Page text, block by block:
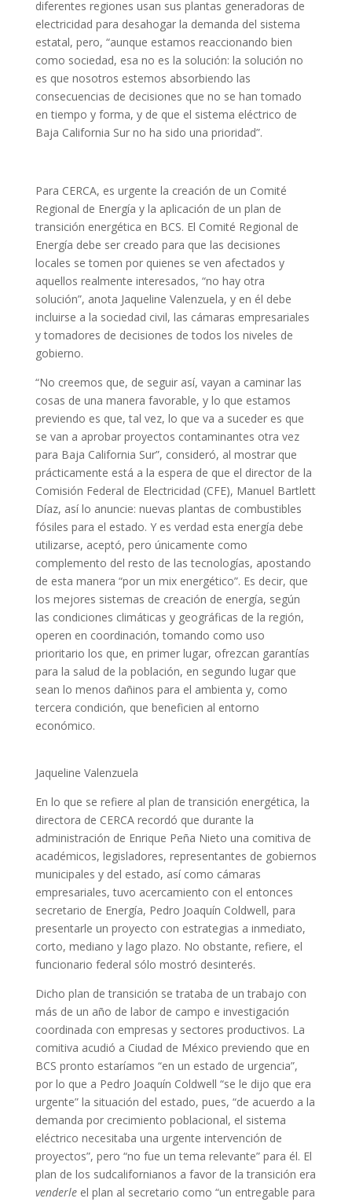
diferentes regiones usan sus plantas generadoras de
electricidad para desahogar la demanda del sistema
estatal, pero, “aunque estamos reaccionando bien
como sociedad, esa no es la solución: la solución no
es que nosotros estemos absorbiendo las
consecuencias de decisiones que no se han tomado
en tiempo y forma, y de que el sistema eléctrico de
Baja California Sur no ha sido una prioridad”.
Para CERCA, es urgente la creación de un Comité
Regional de Energía y la aplicación de un plan de
transición energética en BCS. El Comité Regional de
Energía debe ser creado para que las decisiones
locales se tomen por quienes se ven afectados y
aquellos realmente interesados, “no hay otra
solución”, anota Jaqueline Valenzuela, y en él debe
incluirse a la sociedad civil, las cámaras empresariales
y tomadores de decisiones de todos los niveles de
gobierno.
“No creemos que, de seguir así, vayan a caminar las
cosas de una manera favorable, y lo que estamos
previendo es que, tal vez, lo que va a suceder es que
se van a aprobar proyectos contaminantes otra vez
para Baja California Sur”, consideró, al mostrar que
prácticamente está a la espera de que el director de la
Comisión Federal de Electricidad (CFE), Manuel Bartlett
Díaz, así lo anuncie: nuevas plantas de combustibles
fósiles para el estado. Y es verdad esta energía debe
utilizarse, aceptó, pero únicamente como
complemento del resto de las tecnologías, apostando
de esta manera “por un mix energético”. Es decir, que
los mejores sistemas de creación de energía, según
las condiciones climáticas y geográficas de la región,
operen en coordinación, tomando como uso
prioritario los que, en primer lugar, ofrezcan garantías
para la salud de la población, en segundo lugar que
sean lo menos dañinos para el ambienta y, como
tercera condición, que beneficien al entorno
económico.
Jaqueline Valenzuela
En lo que se refiere al plan de transición energética, la
directora de CERCA recordó que durante la
administración de Enrique Peña Nieto una comitiva de
académicos, legisladores, representantes de gobiernos
municipales y del estado, así como cámaras
empresariales, tuvo acercamiento con el entonces
secretario de Energía, Pedro Joaquín Coldwell, para
presentarle un proyecto con estrategias a inmediato,
corto, mediano y lago plazo. No obstante, refiere, el
funcionario federal sólo mostró desinterés.
Dicho plan de transición se trataba de un trabajo con
más de un año de labor de campo e investigación
coordinada con empresas y sectores productivos. La
comitiva acudió a Ciudad de México previendo que en
BCS pronto estaríamos “en un estado de urgencia”,
por lo que a Pedro Joaquín Coldwell “se le dijo que era
urgente” la situación del estado, pues, “de acuerdo a la
demanda por crecimiento poblacional, el sistema
eléctrico necesitaba una urgente intervención de
proyectos”, pero “no fue un tema relevante” para él. El
plan de los sudcalifornianos a favor de la transición era
venderleel plan al secretario como “un entregable para